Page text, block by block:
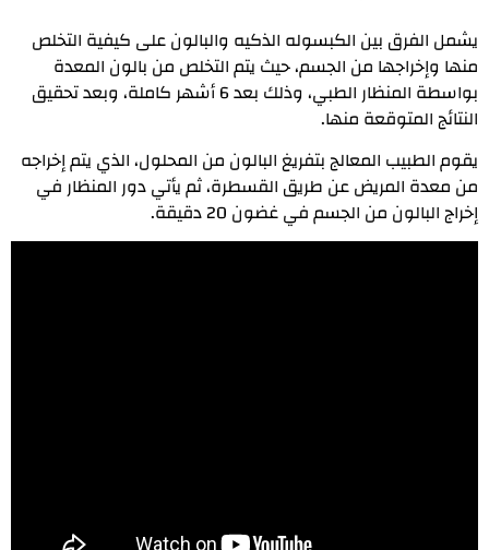
يشمل الفرق بين الكبسوله الذكيه والبالون على كيفية التخلص
منها وإخراجها من الجسم، حيث يتم التخلص من بالون المعدة
بواسطة المنظار الطبي، وذلك بعد 6 أشهر كاملة، وبعد تحقيق
النتائج المتوقعة منها.
يقوم الطبيب المعالج بتفريغ البالون من المحلول، الذي يتم إخراجه
من معدة المريض عن طريق القسطرة، ثم يأتي دور المنظار في
إخراج البالون من الجسم في غضون 20 دقيقة.